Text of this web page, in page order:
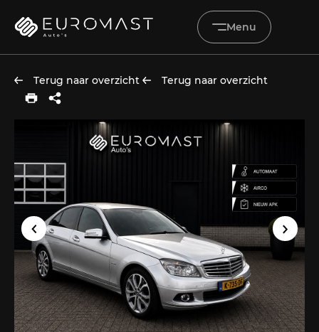
Menu
Aanbod
Vacatures
Over ons
Verkocht
Contact
Terug naar overzicht Terug naar overzicht